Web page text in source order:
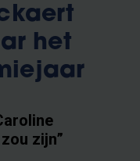
het
zijn”